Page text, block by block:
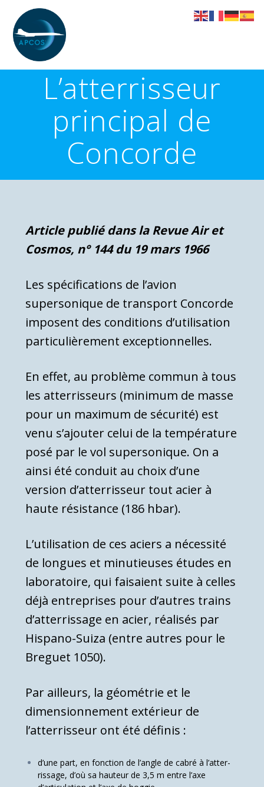
L’atterrisseur
principal de
Concorde
Article publié dans la Revue Air et
Cosmos, n° 144 du 19 mars 1966
Les spécifications de l’avion
supersonique de transport Concorde
imposent des conditions d’utilisation
par­ticulièrement exceptionnelles.
En effet, au problème commun à tous
les atterrisseurs (minimum de masse
pour un maximum de sécurité) est
venu s’ajouter celui de la température
posé par le vol supersonique. On a
ainsi été conduit au choix d’une
version d’atterrisseur tout acier à
haute résistance (186 hbar).
L’utilisation de ces aciers a nécessité
de longues et minu­tieuses études en
laboratoire, qui faisaient suite à celles
déjà entreprises pour d’autres trains
d’atterrissage en acier, réali­sés par
Hispano-Suiza (entre autres pour le
Breguet 1050).
Par ailleurs, la géométrie et le
dimensionnement extérieur de
l’atterrisseur ont été définis :
d’une part, en fonction de l’angle de cabré à l’atter­
rissage, d’où sa hauteur de 3,5 m entre l’axe